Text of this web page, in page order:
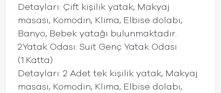
Detayları: Çift kişilik yatak, Makyaj
masası, Komodin, Klima, Elbise dolabı,
Banyo, Bebek yatağı bulunmaktadır.
2.Yatak Odası: Suit Genç Yatak Odası
(1.Katta)
Detayları: 2 Adet tek kişilik yatak, Makyaj
masası, Komodin, Klima, Elbise dolabı,